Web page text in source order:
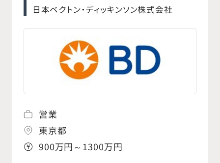
日本ベクトン・ディッキンソン株式会社
営業
東京都
900万円～1300万円